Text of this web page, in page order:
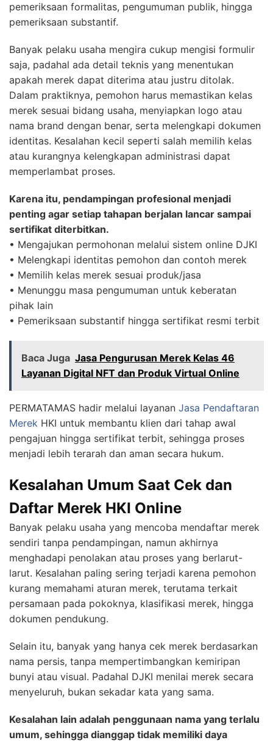
pemeriksaan formalitas, pengumuman publik, hingga
pemeriksaan substantif.
Banyak pelaku usaha mengira cukup mengisi formulir
saja, padahal ada detail teknis yang menentukan
apakah merek dapat diterima atau justru ditolak.
Dalam praktiknya, pemohon harus memastikan kelas
merek sesuai bidang usaha, menyiapkan logo atau
nama brand dengan benar, serta melengkapi dokumen
identitas. Kesalahan kecil seperti salah memilih kelas
atau kurangnya kelengkapan administrasi dapat
memperlambat proses.
Karena itu, pendampingan profesional menjadi
penting agar setiap tahapan berjalan lancar sampai
sertifikat diterbitkan.
• Mengajukan permohonan melalui sistem online DJKI
• Melengkapi identitas pemohon dan contoh merek
• Memilih kelas merek sesuai produk/jasa
• Menunggu masa pengumuman untuk keberatan
pihak lain
• Pemeriksaan substantif hingga sertifikat resmi terbit
Baca Juga Jasa Pengurusan Merek Kelas 46
Layanan Digital NFT dan Produk Virtual Online
PERMATAMAS hadir melalui layanan Jasa Pendaftaran
Merek HKI untuk membantu klien dari tahap awal
pengajuan hingga sertifikat terbit, sehingga proses
menjadi lebih terarah dan aman secara hukum.
Kesalahan Umum Saat Cek dan
Daftar Merek HKI Online
Banyak pelaku usaha yang mencoba mendaftar merek
sendiri tanpa pendampingan, namun akhirnya
menghadapi penolakan atau proses yang berlarut-
larut. Kesalahan paling sering terjadi karena pemohon
kurang memahami aturan merek, terutama terkait
persamaan pada pokoknya, klasifikasi merek, hingga
dokumen pendukung.
Selain itu, banyak yang hanya cek merek berdasarkan
nama persis, tanpa mempertimbangkan kemiripan
bunyi atau visual. Padahal DJKI menilai merek secara
menyeluruh, bukan sekadar kata yang sama.
Kesalahan lain adalah penggunaan nama yang terlalu
umum, sehingga dianggap tidak memiliki daya